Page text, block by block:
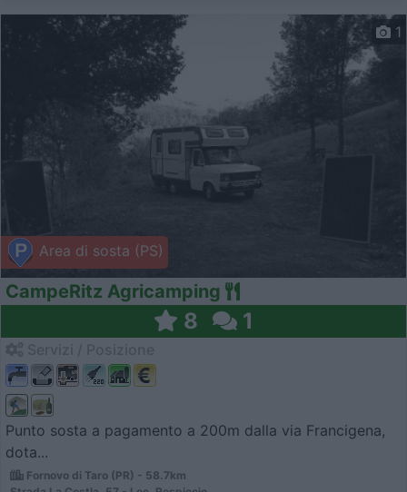
Area di sosta (PS)
1
CampeRitz Agricamping
8 1
Punto sosta a pagamento a 200m dalla via Francigena,
dota...
Fornovo di Taro (PR) - 58.7km